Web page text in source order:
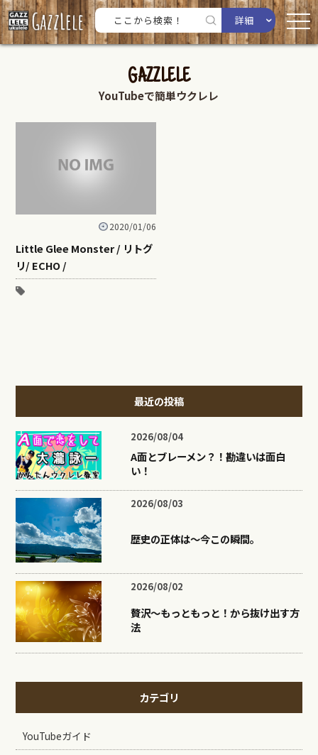
詳細
GAZZLELE
YouTubeで簡単ウクレレ
2020/01/06
Little Glee Monster / リトグ
リ/ ECHO /
最近の投稿
2026/08/04
A面とブレーメン？！勘違いは面白
い！
2026/08/03
歴史の正体は〜今この瞬間。
2026/08/02
贅沢〜もっともっと！から抜け出す方
法
カテゴリ
YouTubeガイド